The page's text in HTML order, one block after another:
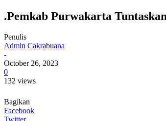
.Pemkab Purwakarta
Penulis
Admin Cakrabuana
-
October 26, 2023
0
132 views
Bagikan
Facebook
Twitter